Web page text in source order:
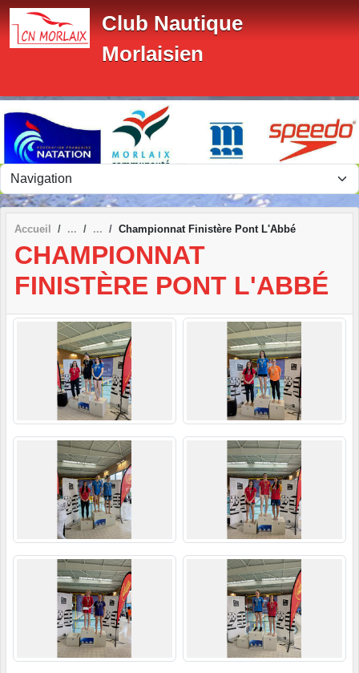
Club Nautique
Morlaisien
Accueil Championnat Finistère Pont L'Abbé
CHAMPIONNAT
FINISTÈRE PONT L'ABBÉ
Panneau de gestion des cookies